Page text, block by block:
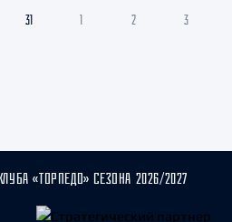
31 1 2 3
«ТОРПЕДО» СЕЗОНА 2026/2027